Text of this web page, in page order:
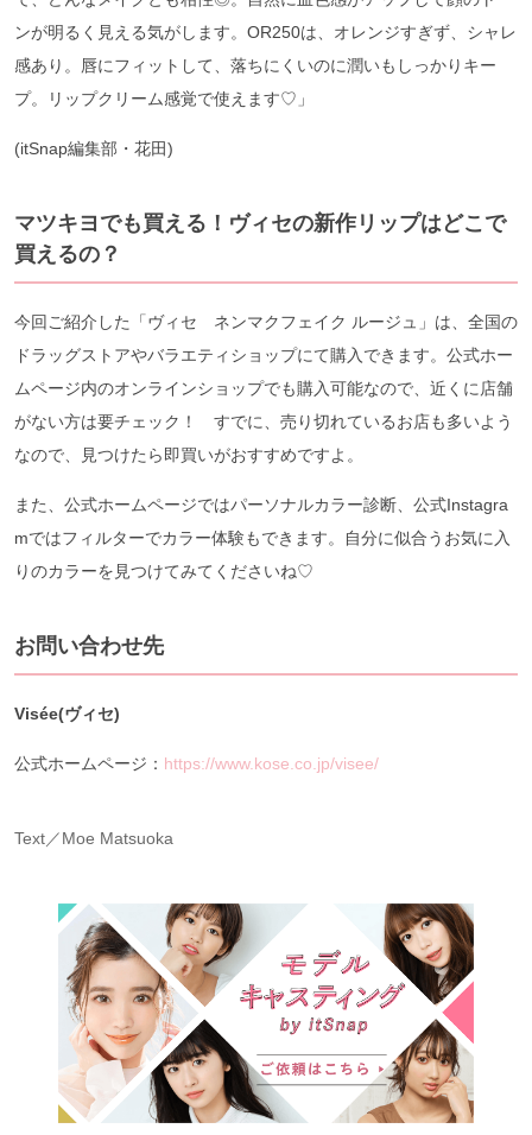
ンが明るく見える気がします。OR250は、オレンジすぎず、シャレ
感あり。唇にフィットして、落ちにくいのに潤いもしっかりキー
プ。リップクリーム感覚で使えます♡」
(itSnap編集部・花⽥)
マツキヨでも買える！ヴィセの新作リップはどこで
買えるの？
今回ご紹介した「ヴィセ ネンマクフェイク ルージュ」は、全国の
ドラッグストアやバラエティショップにて購入できます。公式ホー
ムページ内のオンラインショップでも購入可能なので、近くに店舗
がない方は要チェック！ すでに、売り切れているお店も多いよう
なので、見つけたら即買いがおすすめですよ。
また、公式ホームページではパーソナルカラー診断、公式Instagra
mではフィルターでカラー体験もできます。自分に似合うお気に入
りのカラーを見つけてみてくださいね♡
お問い合わせ先
Visée(ヴィセ)
公式ホームページ： https://www.kose.co.jp/visee/
Text／Moe Matsuoka